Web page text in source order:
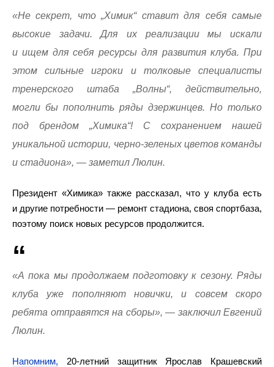
«Не секрет, что „Химик“ ставит для себя самые
высокие задачи. Для их реализации мы искали
и ищем для себя ресурсы для развития клуба. При
этом сильные игроки и толковые специалисты
тренерского штаба „Волны“, действительно,
могли бы пополнить ряды дзержинцев. Но только
под брендом „Химика“! С сохранением нашей
уникальной истории, черно-зеленых цветов команды
и стадиона», — заметил Люлин.
Президент «Химика» также рассказал, что у клуба есть
и другие потребности — ремонт стадиона, своя спортбаза,
поэтому поиск новых ресурсов продолжится.
«А пока мы продолжаем подготовку к сезону. Ряды
клуба уже пополняют новички, и совсем скоро
ребята отправятся на сборы», — заключил Евгений
Люлин.
Напомним, 20-летний защитник Ярослав Крашевский